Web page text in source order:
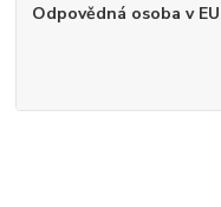
Odpovědná osoba v EU